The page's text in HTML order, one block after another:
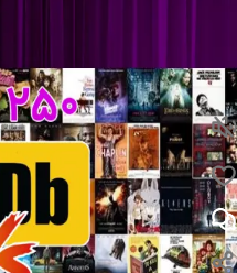
ویدئو را با صدا ببین
لایک
نظر